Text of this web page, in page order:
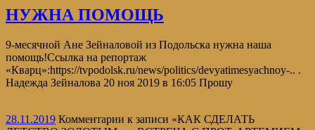
НУЖНА ПОМОЩЬ
9-месячной Ане Зейналовой из Подольска нужна наша
помощь!Ссылка на репортаж
«Кварц»:https://tvpodolsk.ru/news/politics/devyatimesyachnoy-.. .
Надежда Зейналова 20 ноя 2019 в 16:05 Прошу
28.11.2019 Комментарии к записи «КАК СДЕЛАТЬ